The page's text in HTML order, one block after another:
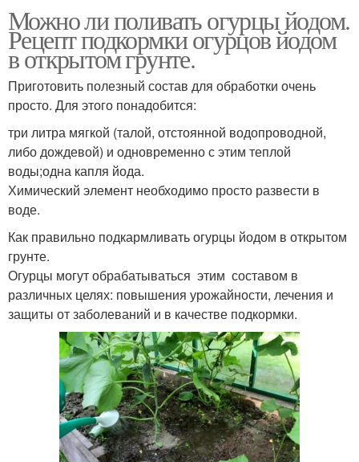
Можно ли поливать огурцы йодом.
Рецепт подкормки огурцов йодом
в открытом грунте.
Приготовить полезный состав для обработки очень
просто. Для этого понадобится:
три литра мягкой (талой, отстоянной водопроводной,
либо дождевой) и одновременно с этим теплой
воды;одна капля йода.
Химический элемент необходимо просто развести в
воде.
Как правильно подкармливать огурцы йодом в открытом
грунте.
Огурцы могут обрабатываться этим составом в
различных целях: повышения урожайности, лечения и
защиты от заболеваний и в качестве подкормки.